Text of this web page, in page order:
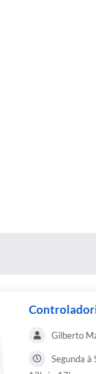
Gilberto
Segunda à